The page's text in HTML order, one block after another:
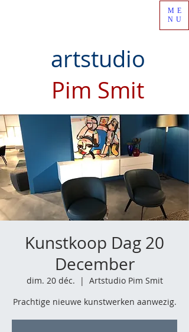
artstudio
Pim Smit
ME
NU
Kunstkoop Dag 20
December
dim. 20 déc.
  |
Artstudio Pim Smit
Prachtige nieuwe kunstwerken aanwezig.